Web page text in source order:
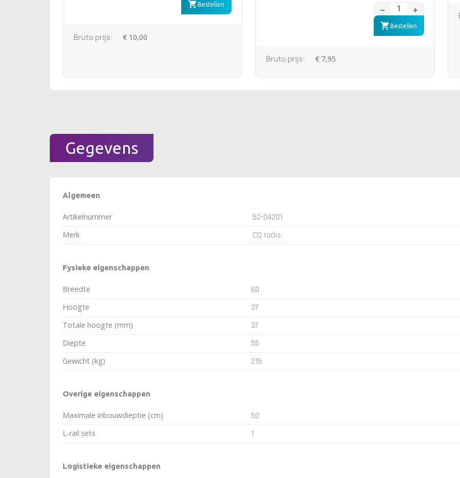
Bestellen
Bruto prijs: € 10,00
Bestellen
Bruto prijs: € 7,95
Gegevens
Algemeen
Artikelnummer 52-04201
Merk CQ racks
Fysieke eigenschappen
Breedte 60
Hoogte 37
Totale hoogte (mm) 37
Diepte 55
Gewicht (kg) 215
Overige eigenschappen
Maximale inbouwdieptie (cm) 50
L-rail sets 1
Logistieke eigenschappen